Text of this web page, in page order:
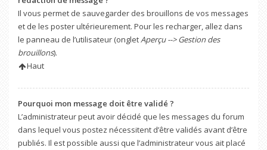
Il vous permet de sauvegarder des brouillons de vos messages
et de les poster ultérieurement. Pour les recharger, allez dans
le panneau de l’utilisateur (ongletAperçu --> Gestion des
brouillons).
Haut
Pourquoi mon message doit être validé ?
L’administrateur peut avoir décidé que les messages du forum
dans lequel vous postez nécessitent d’être validés avant d’être
publiés. Il est possible aussi que l’administrateur vous ait placé